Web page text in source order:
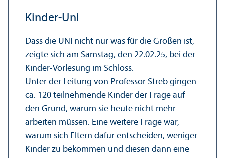
Kinder-Uni
Dass die UNI nicht nur was für die Großen ist,
zeigte sich am Samstag, den 22.02.25, bei der
Kinder-Vorlesung im Schloss.
Unter der Leitung von Professor Streb gingen
ca. 120 teilnehmende Kinder der Frage auf
den Grund, warum sie heute nicht mehr
arbeiten müssen. Eine weitere Frage war,
warum sich Eltern dafür entscheiden, weniger
Kinder zu bekommen und diesen dann eine